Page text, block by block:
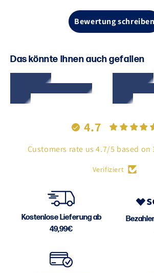
Bewertung schreiben
Das könnte Ihnen auch gefallen
4.7
Customers rate us 4.7/5 based on
Verifiziert
Kostenlose Lieferung ab
49,99€